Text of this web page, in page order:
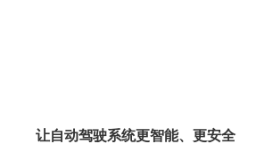
让自动驾驶系统更智能、更安全